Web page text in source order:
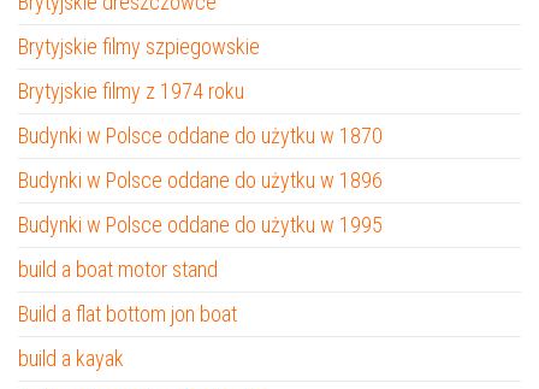
Brytyjskie filmy szpiegowskie
Brytyjskie filmy z 1974 roku
Budynki w Polsce oddane do użytku w 1870
Budynki w Polsce oddane do użytku w 1896
Budynki w Polsce oddane do użytku w 1995
build a boat motor stand
Build a flat bottom jon boat
build a kayak